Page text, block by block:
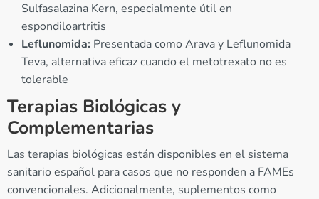
Sulfasalazina Kern, especialmente útil en
espondiloartritis
Leflunomida: Presentada como Arava y Leflunomida
Teva, alternativa eficaz cuando el metotrexato no es
tolerable
Terapias Biológicas y
Complementarias
Las terapias biológicas están disponibles en el sistema
sanitario español para casos que no responden a FAMEs
convencionales. Adicionalmente, suplementos como